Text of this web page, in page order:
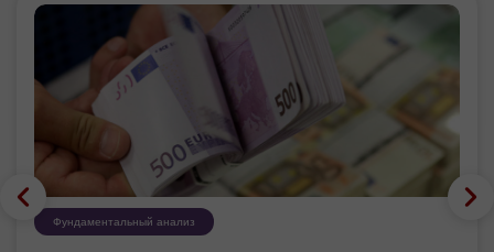
Фундаментальный анализ